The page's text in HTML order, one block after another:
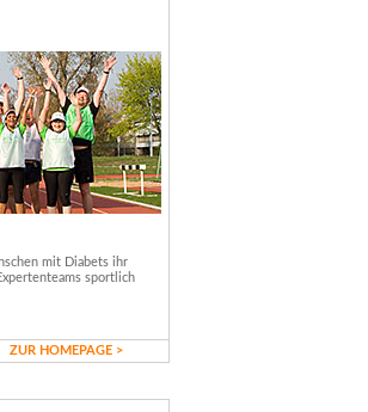
mit Diabets ihr
sportlich
ZUR HOMEPAGE >